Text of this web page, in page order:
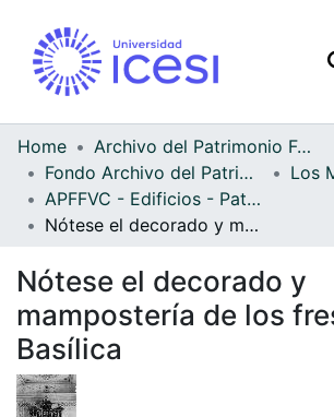
Home
Archivo del Patrimonio Fotográfico y Fílmico del Valle del Cauca
Fondo Archivo del Patrimonio Fotográfico y Fílmico del Valle del Cauca
Los
APFFVC - Edificios - Patrimonial
Nótese el decorado y mampostería de los frescos de la Basílica
Nótese el decorado y
mampostería de los
Basílica